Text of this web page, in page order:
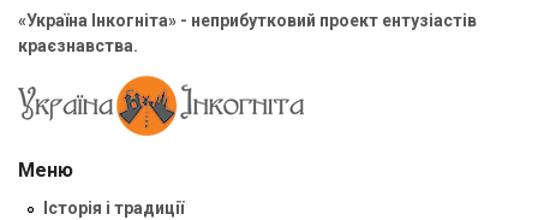
«Україна Інкогніта» - неприбутковий проект ентузіастів
краєзнавства.
Меню
Історія і традиції